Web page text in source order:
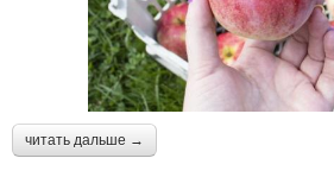
читать дальше →